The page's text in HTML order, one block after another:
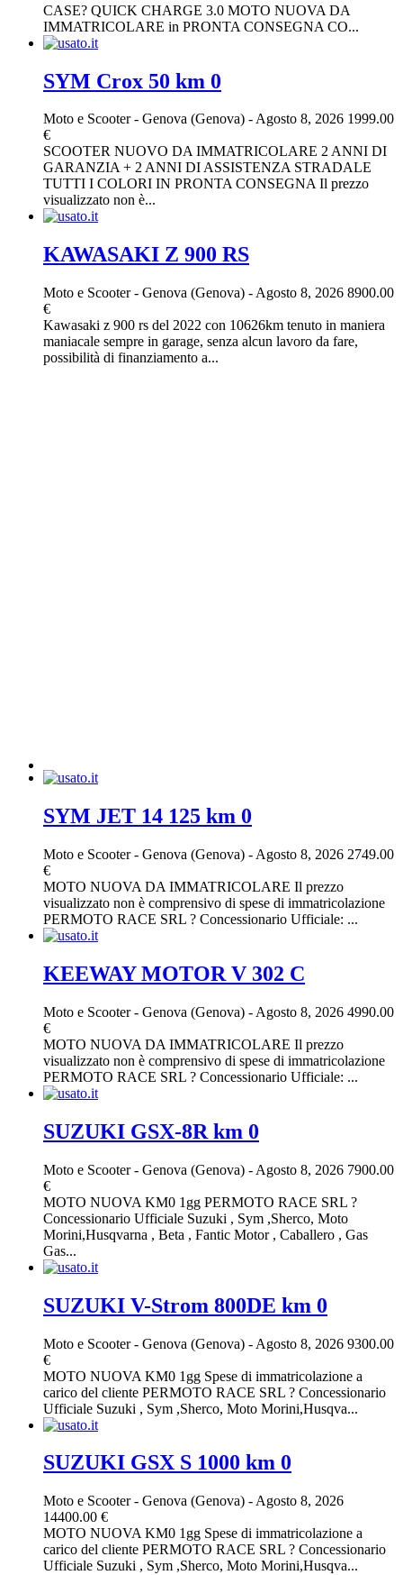
CASE? QUICK CHARGE 3.0 MOTO NUOVA DA
IMMATRICOLARE in PRONTA CONSEGNA CO...
SYM Crox 50 km 0
Moto e Scooter- Genova (Genova) -Agosto 8, 2026 1999.00
€
SCOOTER NUOVO DA IMMATRICOLARE 2 ANNI DI
GARANZIA + 2 ANNI DI ASSISTENZA STRADALE
TUTTI I COLORI IN PRONTA CONSEGNA Il prezzo
visualizzato non è...
KAWASAKI Z 900 RS
Moto e Scooter- Genova (Genova) - Agosto 8, 2026 8900.00
€
Kawasaki z 900 rs del 2022 con 10626km tenuto in maniera
maniacale sempre in garage, senza alcun lavoro da fare,
possibilità di finanziamento a...
SYM JET 14 125 km 0
Moto e Scooter- Genova (Genova) - Agosto 8, 2026 2749.00
€
MOTO NUOVA DA IMMATRICOLARE Il prezzo
visualizzato non è comprensivo di spese di immatricolazione
PERMOTO RACE SRL ? Concessionario Ufficiale: ...
KEEWAY MOTOR V 302 C
Moto e Scooter- Genova (Genova) - Agosto 8, 2026 4990.00
€
MOTO NUOVA DA IMMATRICOLARE Il prezzo
visualizzato non è comprensivo di spese di immatricolazione
PERMOTO RACE SRL ? Concessionario Ufficiale: ...
SUZUKI GSX-8R km 0
Moto e Scooter- Genova (Genova) - Agosto 8, 2026 7900.00
€
MOTO NUOVA KM0 1gg PERMOTO RACE SRL ?
Concessionario Ufficiale Suzuki , Sym ,Sherco, Moto
Morini,Husqvarna , Beta , Fantic Motor , Caballero , Gas
Gas...
SUZUKI V-Strom 800DE km 0
Moto e Scooter- Genova (Genova) - Agosto 8, 2026 9300.00
€
MOTO NUOVA KM0 1gg Spese di immatricolazione a
carico del cliente PERMOTO RACE SRL ? Concessionario
Ufficiale Suzuki , Sym ,Sherco, Moto Morini,Husqva...
SUZUKI GSX S 1000 km 0
Moto e Scooter- Genova (Genova) - Agosto 8, 2026
14400.00 €
MOTO NUOVA KM0 1gg Spese di immatricolazione a
carico del cliente PERMOTO RACE SRL ? Concessionario
Ufficiale Suzuki , Sym ,Sherco, Moto Morini,Husqva...